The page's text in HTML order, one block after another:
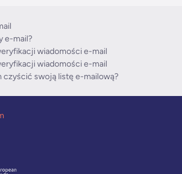
e-mail?
wiadomości e-mail
wiadomości e-mail
czyścić swoją listę e-mailową?